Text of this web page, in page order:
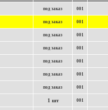
под заказ 001
под заказ 001
под заказ 001
под заказ 001
под заказ 001
под заказ 001
под заказ 001
1 шт 001